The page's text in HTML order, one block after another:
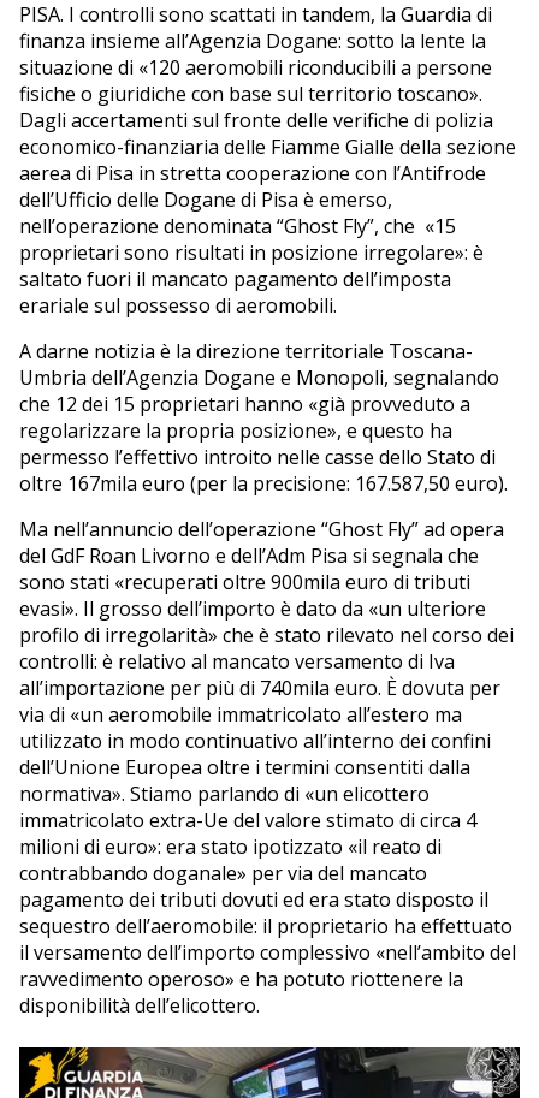
PISA. I controlli sono scattati in tandem, la Guardia di
finanza insieme all’Agenzia Dogane: sotto la lente la
situazione di «120 aeromobili riconducibili a persone
fisiche o giuridiche con base sul territorio toscano».
Dagli accertamenti sul fronte delle verifiche di polizia
economico-finanziaria delle Fiamme Gialle della sezione
aerea di Pisa in stretta cooperazione con l’Antifrode
dell’Ufficio delle Dogane di Pisa è emerso,
nell’operazione denominata “Ghost Fly”, che «15
proprietari sono risultati in posizione irregolare»: è
saltato fuori il mancato pagamento dell’imposta
erariale sul possesso di aeromobili.
A darne notizia è la direzione territoriale Toscana-
Umbria dell’Agenzia Dogane e Monopoli, segnalando
che 12 dei 15 proprietari hanno «già provveduto a
regolarizzare la propria posizione», e questo ha
permesso l’effettivo introito nelle casse dello Stato di
oltre 167mila euro (per la precisione: 167.587,50 euro).
Ma nell’annuncio dell’operazione “Ghost Fly” ad opera
del GdF Roan Livorno e dell’Adm Pisa si segnala che
sono stati «recuperati oltre 900mila euro di tributi
evasi». Il grosso dell’importo è dato da «un ulteriore
profilo di irregolarità» che è stato rilevato nel corso dei
controlli: è relativo al mancato versamento di Iva
all’importazione per più di 740mila euro. È dovuta per
via di «un aeromobile immatricolato all’estero ma
utilizzato in modo continuativo all’interno dei confini
dell’Unione Europea oltre i termini consentiti dalla
normativa». Stiamo parlando di «un elicottero
immatricolato extra-Ue del valore stimato di circa 4
milioni di euro»: era stato ipotizzato «il reato di
contrabbando doganale» per via del mancato
pagamento dei tributi dovuti ed era stato disposto il
sequestro dell’aeromobile: il proprietario ha effettuato
il versamento dell’importo complessivo «nell’ambito del
ravvedimento operoso» e ha potuto riottenere la
disponibilità dell’elicottero.